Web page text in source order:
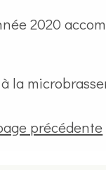
2020
la
précédente